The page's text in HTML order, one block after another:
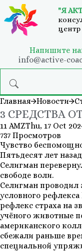
"Я
центр
Напишите
info@active-
Главная Новости
3 СРЕДСТВА
11 AMZThu, 17 Oct
737 Просмотров
Чувство
Пятьдесят лет
Селигман
свободе воли.
Селигман проводил
условного
рефлекс страха на
учёного животные
американского
сбежали раньше
специальной